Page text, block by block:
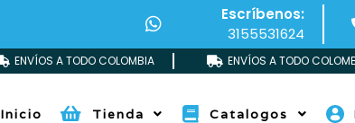
Escríbenos:
3155531624
ENVÍOS A TODO COLOMBIA ENVÍOS A TODO
Inicio Tienda Catalogos